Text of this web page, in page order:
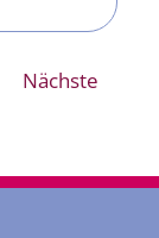
Nächste